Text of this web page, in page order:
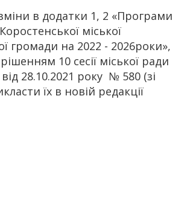
в додатки 1, 2 «Програми
міської
громади на 2022 - 2026роки»,
10 сесії міської ради
від 28.10.2021 року № 580 (зі
їх в новій редакції